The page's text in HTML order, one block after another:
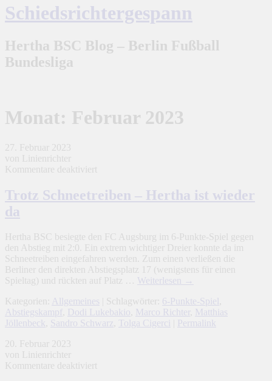
Schiedsrichtergespann
Hertha BSC Blog – Berlin Fußball
Bundesliga
Monat: Februar 2023
27. Februar 2023
von Linienrichter
Kommentare deaktiviert
Schneetreiben
–
wieder
da
Trotz Schneetreiben – Hertha ist wieder
da
Hertha BSC besiegte den FC Augsburg im 6-Punkte-Spiel gegen
den Abstieg mit 2:0. Ein extrem wichtiger Dreier konnte da im
Schneetreiben eingefahren werden. Zum einen verließen die
Berliner den direkten Abstiegsplatz 17 (wenigstens für einen
Spieltag) und rückten auf Platz … Weiterlesen →
Kategorien:
Allgemeines | Schlagwörter: 6-Punkte-Spiel ,
Abstiegskampf , Dodi Lukebakio, Marco Richter , Matthias
Jöllenbeck, Sandro Schwarz, Tolga Cigerci
Permalink
20. Februar 2023
von Linienrichter
Kommentare deaktiviert